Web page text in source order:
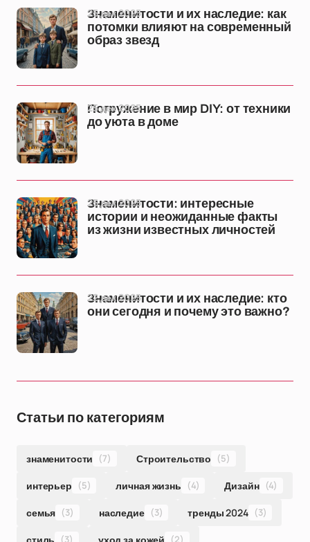
Знаменитости и их наследие: как
потомки влияют на современный
образ звезд
25 дек 2025
Погружение в мир DIY: от техники
до уюта в доме
25 дек 2025
Знаменитости: интересные
истории и неожиданные факты
из жизни известных личностей
25 дек 2025
Знаменитости и их наследие: кто
они сегодня и почему это важно?
22 дек 2025
Статьи по категориям
знаменитости (7) Строительство (5)
интерьер (5) личная жизнь (4) Дизайн (4)
семья (3) наследие (3) тренды 2024 (3)
(3) (2)